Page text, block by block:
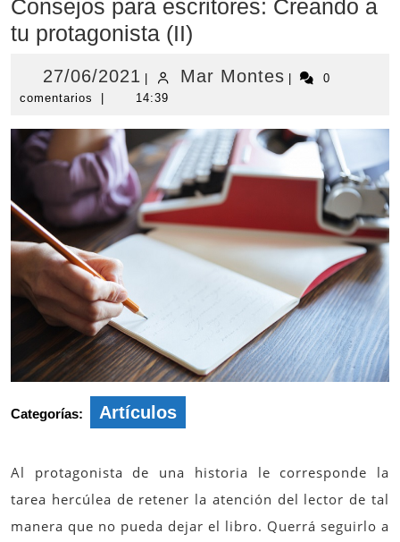
Consejos para escritores: Creando a
tu protagonista (II)
27/06/2021 27/06/2021
Mar MontesMar
0
comentarios
14:39
Categorías: Artículos
Al protagonista de una historia le corresponde la
tarea hercúlea de retener la atención del lector de tal
manera que no pueda dejar el libro. Querrá seguirlo a